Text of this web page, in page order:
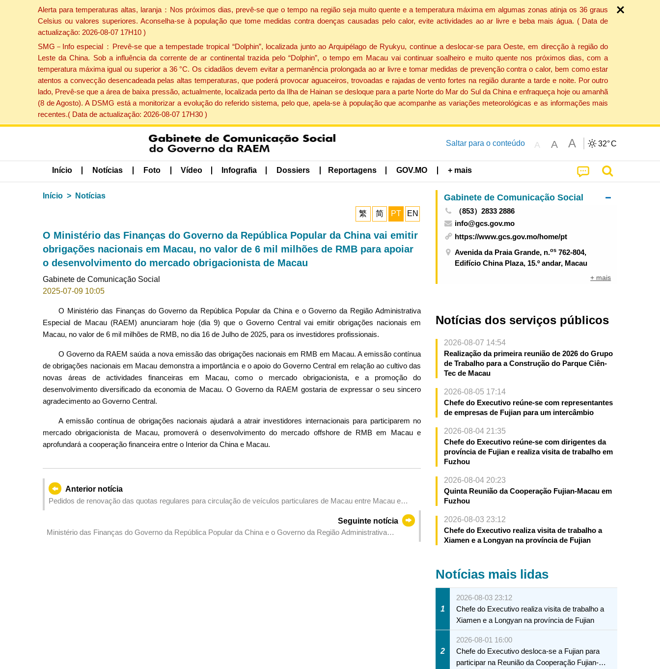
Alerta para temperaturas altas, laranja：Nos próximos dias, prevê-se que o tempo na região seja muito quente e a temperatura máxima em algumas zonas atinja os 36 graus
Celsius ou valores superiores. Aconselha-se à população que tome medidas contra doenças causadas pelo calor, evite actividades ao ar livre e beba mais água. ( Data de
actualização: 2026-08-07 17H10 )
SMG－Info especial：Prevê-se que a tempestade tropical “Dolphin”, localizada junto ao Arquipélago de Ryukyu, continue a deslocar-se para Oeste, em direcção à região do
Leste da China. Sob a influência da corrente de ar continental trazida pelo “Dolphin”, o tempo em Macau vai continuar soalheiro e muito quente nos próximos dias, com a
temperatura máxima igual ou superior a 36 °C. Os cidadãos devem evitar a permanência prolongada ao ar livre e tomar medidas de prevenção contra o calor, bem como estar
atentos a convecção desencadeada pelas altas temperaturas, que poderá provocar aguaceiros, trovoadas e rajadas de vento fortes na região durante a tarde e noite. Por outro
lado, Prevê-se que a área de baixa pressão, actualmente, localizada perto da Ilha de Hainan se desloque para a parte Norte do Mar do Sul da China e enfraqueça hoje ou amanhã
(8 de Agosto). A DSMG está a monitorizar a evolução do referido sistema, pelo que, apela-se à população que acompanhe as variações meteorológicas e as informações mais
recentes.( Data de actualização: 2026-08-07 17H30 )
Saltar para o conteúdo A A A 32°C
Início Notícias Foto Vídeo Infografia Dossiers Reportagens GOV.MO + mais
Início Notícias
繁 简 PT EN
O Ministério das Finanças do Governo da República Popular da China vai emitir
obrigações nacionais em Macau, no valor de 6 mil milhões de RMB para apoiar
o desenvolvimento do mercado obrigacionista de Macau
Gabinete de Comunicação Social
2025-07-09 10:05
O Ministério das Finanças do Governo da República Popular da China e o Governo da Região Administrativa
Especial de Macau (RAEM) anunciaram hoje (dia 9) que o Governo Central vai emitir obrigações nacionais em
Macau, no valor de 6 mil milhões de RMB, no dia 16 de Julho de 2025, para os investidores profissionais.
O Governo da RAEM saúda a nova emissão das obrigações nacionais em RMB em Macau. A emissão contínua
de obrigações nacionais em Macau demonstra a importância e o apoio do Governo Central em relação ao cultivo das
novas áreas de actividades financeiras em Macau, como o mercado obrigacionista, e a promoção do
desenvolvimento diversificado da economia de Macau. O Governo da RAEM gostaria de expressar o seu sincero
agradecimento ao Governo Central.
A emissão contínua de obrigações nacionais ajudará a atrair investidores internacionais para participarem no
mercado obrigacionista de Macau, promoverá o desenvolvimento do mercado offshore de RMB em Macau e
aprofundará a cooperação financeira entre o Interior da China e Macau.
Anterior notícia
Pedidos de renovação das quotas regulares para circulação de veículos particulares de Macau entre Macau e
Seguinte notícia
Ministério das Finanças do Governo da República Popular da China e o Governo da Região Administrativa
Gabinete de Comunicação Social
（853）2833 2886
info@gcs.gov.mo
https://www.gcs.gov.mo/home/pt
Avenida da Praia Grande, n.os 762-804,
Edifício China Plaza, 15.º andar, Macau
+ mais
Notícias dos serviços públicos
2026-08-07 14:54
Realização da primeira reunião de 2026 do Grupo
de Trabalho para a Construção do Parque Ciên-
Tec de Macau
2026-08-05 17:14
Chefe do Executivo reúne-se com representantes
de empresas de Fujian para um intercâmbio
2026-08-04 21:35
Chefe do Executivo reúne-se com dirigentes da
província de Fujian e realiza visita de trabalho em
Fuzhou
2026-08-04 20:23
Quinta Reunião da Cooperação Fujian-Macau em
Fuzhou
2026-08-03 23:12
Chefe do Executivo realiza visita de trabalho a
Xiamen e a Longyan na província de Fujian
Notícias mais lidas
1
2026-08-03 23:12
Chefe do Executivo realiza visita de trabalho a
Xiamen e a Longyan na província de Fujian
2
2026-08-01 16:00
Chefe do Executivo desloca-se a Fujian para
participar na Reunião da Cooperação Fujian-